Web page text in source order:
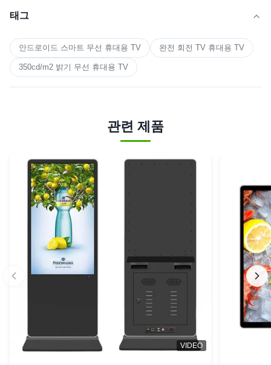
태그
안드로이드 스마트 무선 휴대용 TV 완전 회전 TV 휴대용 TV
350cd/m2 밝기 무선 휴대용 TV
관련 제품
VIDEO